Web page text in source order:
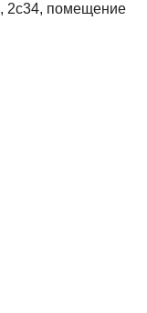
2с34, помещение